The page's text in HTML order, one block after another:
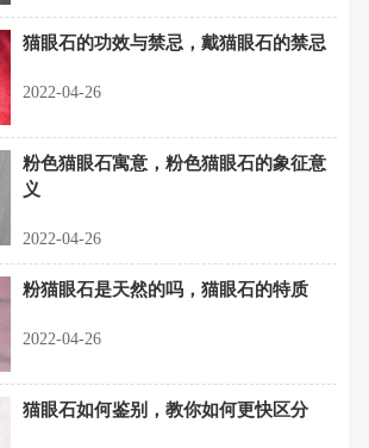
猫眼石的功效与禁忌，戴猫眼石的禁忌
2022-04-26
粉色猫眼石寓意，粉色猫眼石的象征意
义
2022-04-26
粉猫眼石是天然的吗，猫眼石的特质
2022-04-26
猫眼石如何鉴别，教你如何更快区分